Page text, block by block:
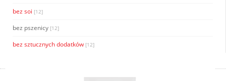
bez soi [12]
bez pszenicy [12]
bez sztucznych dodatków [12]